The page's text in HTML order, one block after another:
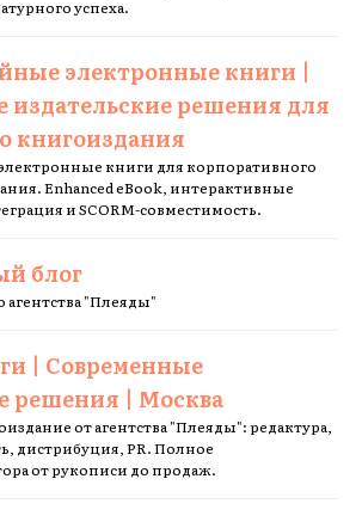
успеха.
электронные книги |
издательские решения для
книгоиздания
книги для корпоративного
Enhanced eBook, интерактивные
и SCORM-совместимость.
блог
агентства "Плеяды"
| Современные
решения | Москва
от агентства "Плеяды": редактура,
дистрибуция, PR. Полное
от рукописи до продаж.